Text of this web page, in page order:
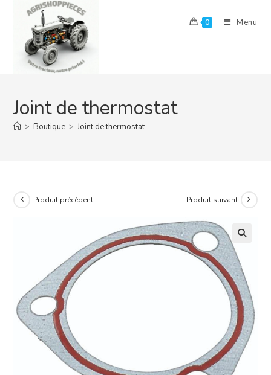
content
0 Menu
Joint de thermostat
> Boutique > Joint de thermostat
Produit précédent Produit suivant